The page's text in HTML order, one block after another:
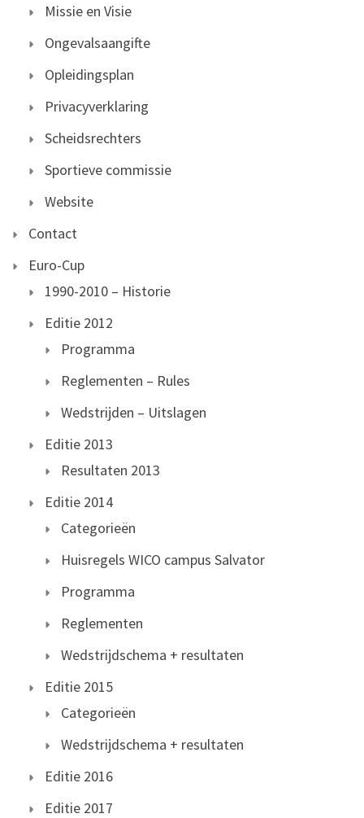
Missie en Visie
Ongevalsaangifte
Opleidingsplan
Privacyverklaring
Scheidsrechters
Sportieve commissie
Website
Contact
Euro-Cup
1990-2010 – Historie
Editie 2012
Programma
Reglementen – Rules
Wedstrijden – Uitslagen
Editie 2013
Resultaten 2013
Editie 2014
Categorieën
Huisregels WICO campus Salvator
Programma
Reglementen
Wedstrijdschema + resultaten
Editie 2015
Categorieën
Wedstrijdschema + resultaten
Editie 2016
Editie 2017